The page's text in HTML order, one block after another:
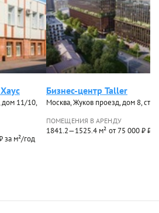
дом 11/10,
за м²/год
Бизнес-центр Taller
Москва, Жуков проезд, дом 8, стр.
ПОМЕЩЕНИЯ В АРЕНДУ
1841.2—1525.4 м² от 75 000 ₽ ₽